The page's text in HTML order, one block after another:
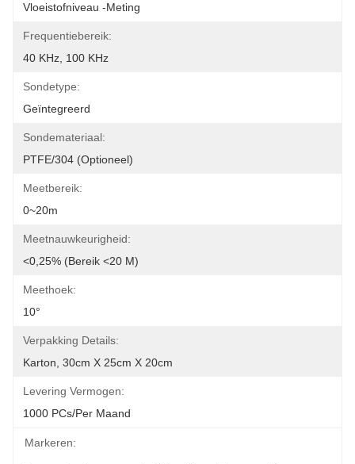
Vloeistofniveau -meting
Frequentiebereik:
40 KHz, 100 KHz
Sondetype:
Geïntegreerd
Sondemateriaal:
PTFE/304 (optioneel)
Meetbereik:
0~20m
Meetnauwkeurigheid:
<0,25% (bereik <20 M)
Meethoek:
10°
Verpakking Details:
Karton, 30cm X 25cm X 20cm
Levering Vermogen:
1000 PCs/per Maand
Markeren: